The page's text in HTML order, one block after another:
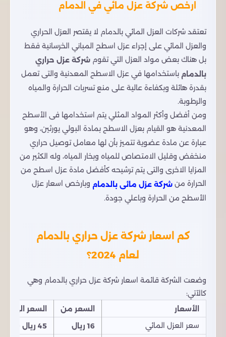
ارخص شركة عزل مائي في الدمام
تعتقد شركات العزل المائي بالدمام لا يقتصر العزل الحراري
والعزل المائي على إجراء عزل اسطح المباني الخرسانية فقط
بل هناك بعض مواد العزل التي تقوم شركة عزل حراري
بالدمام باستخدامها في عزل الاسطح المعدنية والتى تعمل
بقدرة هائلة وبكفاءة عالية على منع تسربات الحرارة والمياه
والرطوبة.
ومن أفضل وأكثر المواد المثلي يتم استخدامها فى الأسطح
المعدنية هو القيام بعزل الاسطح بمادة البولي يورثين، وهو
عبارة عن مادة عضوية تتميز بأن لها معامل توصيل حراري
منخفض وقليل الامتصاص للمياه وبخار المياه، وله الكثير من
المزايا الاخرى والتى يتم ترشيحه كأفضل مادة عزل اسطح من
الحرارة من شركة عزل مائى بالدمام وبارخص اسعار عزل
الأسطح من الحرارة وباعلي جودة.
كم اسعار شركة عزل حراري بالدمام
لعام 2024؟
وضعت الشركة قائمة اسعار شركة عزل حراري بالدمام وهي
كالآتي:
الأسعار
السعر من
السعر الي
سعر العزل المائي
16 ريال
45 ريال سعودي